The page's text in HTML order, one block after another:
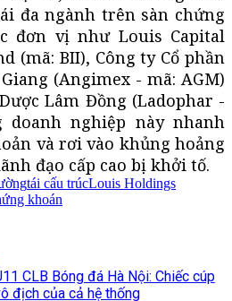
đa ngành trên sàn chứng
đơn vị như Louis Capital
(mã: BII), Công ty Cổ phần
(Angimex - mã: AGM)
Lâm Đồng (Ladophar -
doanh nghiệp này nhanh
và rơi vào khủng hoảng
đạo cấp cao bị khởi tố.
tái cấu trúcLouis Holdings
khoán
CLB Bóng đá Hà Nội: Chiếc cúp
địch của cả hệ thống